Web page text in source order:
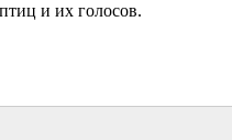
и их голосов.